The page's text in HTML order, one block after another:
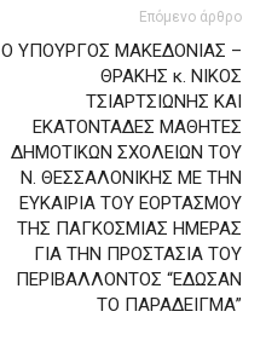
Επόμενο άρθρο
Ο ΥΠΟΥΡΓΟΣ ΜΑΚΕΔΟΝΙΑΣ –
ΘΡΑΚΗΣ κ. ΝΙΚΟΣ
ΤΣΙΑΡΤΣΙΩΝΗΣ ΚΑΙ
ΕΚΑΤΟΝΤΑΔΕΣ ΜΑΘΗΤΕΣ
ΔΗΜΟΤΙΚΩΝ ΣΧΟΛΕΙΩΝ ΤΟΥ
Ν. ΘΕΣΣΑΛΟΝΙΚΗΣ ΜΕ ΤΗΝ
ΕΥΚΑΙΡΙΑ ΤΟΥ ΕΟΡΤΑΣΜΟΥ
ΤΗΣ ΠΑΓΚΟΣΜΙΑΣ ΗΜΕΡΑΣ
ΓΙΑ ΤΗΝ ΠΡΟΣΤΑΣΙΑ ΤΟΥ
ΠΕΡΙΒΑΛΛΟΝΤΟΣ “ΕΔΩΣΑΝ
ΤΟ ΠΑΡΑΔΕΙΓΜΑ”